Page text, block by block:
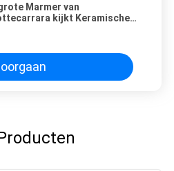
Marmer van
kijkt Keramische